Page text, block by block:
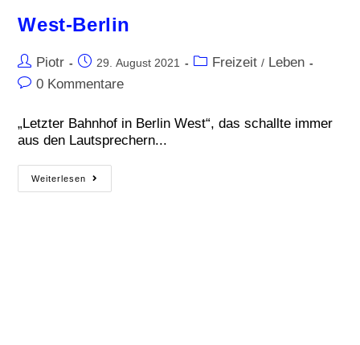
West-Berlin
Piotr 29. August 2021 Freizeit / Leben
0 Kommentare
„Letzter Bahnhof in Berlin West“, das schallte immer
aus den Lautsprechern...
Weiterlesen